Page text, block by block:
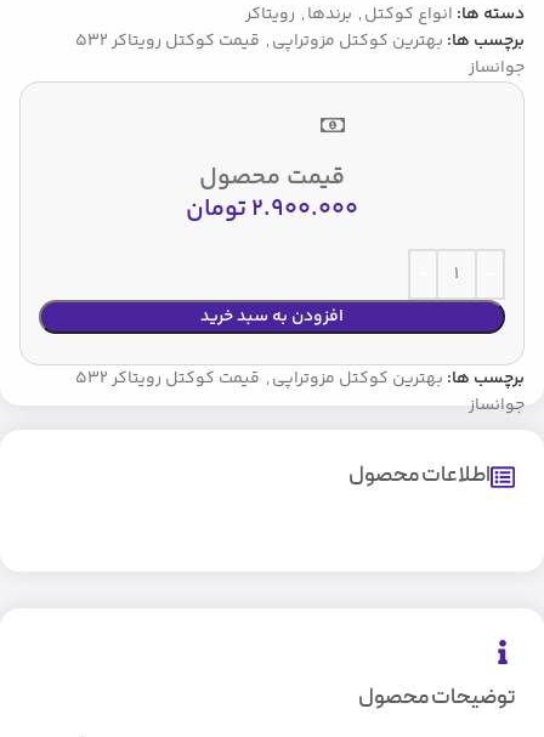
دسته ها: انواع کوکتل, برندها, رویتاکر
برچسب ها: بهترین کوکتل مزوتراپی,
قیمت کوکتل رویتاکر 532
جوانساز
قیمت محصول
2.900.000تومان
افزودن به سبد خرید
برچسب ها: بهترین کوکتل مزوتراپی,
قیمت کوکتل رویتاکر 532
جوانساز
توضیحات محصول
اطلاعات محصول